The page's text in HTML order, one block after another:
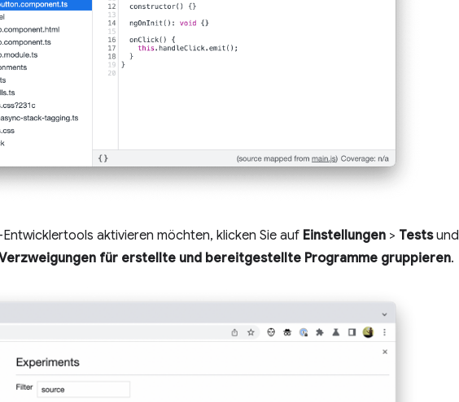
aktivieren möchten, klicken Sie auf Einstellungen > Testsund
für erstellte und bereitgestellte Programme gruppieren.